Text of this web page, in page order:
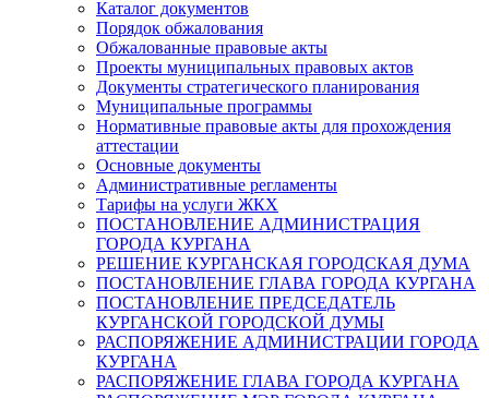
Каталог документов
Порядок обжалования
Обжалованные правовые акты
Проекты муниципальных правовых актов
Документы стратегического планирования
Муниципальные программы
Нормативные правовые акты для прохождения
аттестации
Основные документы
Административные регламенты
Тарифы на услуги ЖКХ
ПОСТАНОВЛЕНИЕ АДМИНИСТРАЦИЯ
ГОРОДА КУРГАНА
РЕШЕНИЕ КУРГАНСКАЯ ГОРОДСКАЯ ДУМА
ПОСТАНОВЛЕНИЕ ГЛАВА ГОРОДА КУРГАНА
ПОСТАНОВЛЕНИЕ ПРЕДСЕДАТЕЛЬ
КУРГАНСКОЙ ГОРОДСКОЙ ДУМЫ
РАСПОРЯЖЕНИЕ АДМИНИСТРАЦИИ ГОРОДА
КУРГАНА
РАСПОРЯЖЕНИЕ ГЛАВА ГОРОДА КУРГАНА